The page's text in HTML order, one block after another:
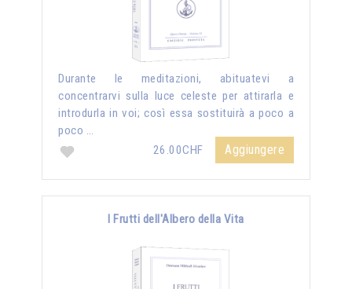
Durante le meditazioni, abituatevi a
concentrarvi sulla luce celeste per attirarla e
introdurla in voi; così essa sostituirà a poco a
poco …
26.00CHF
Aggiungere
I Frutti dell'Albero della Vita